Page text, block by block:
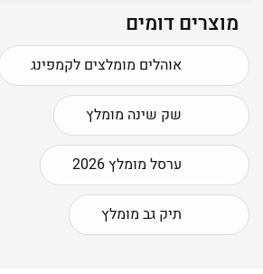
מוצרים דומים
אוהלים מומלצים לקמפינג
שק שינה מומלץ
ערסל מומלץ 2026
תיק גב מומלץ